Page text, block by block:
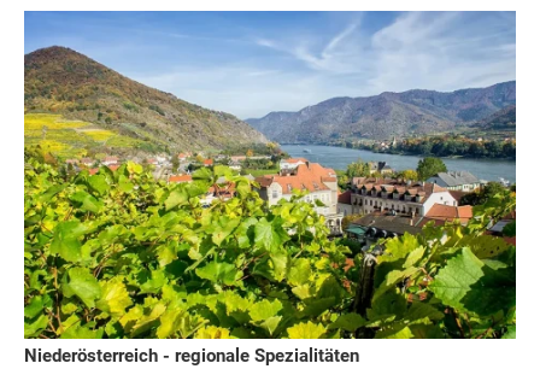
Niederösterreich - regionale Spezialitäten